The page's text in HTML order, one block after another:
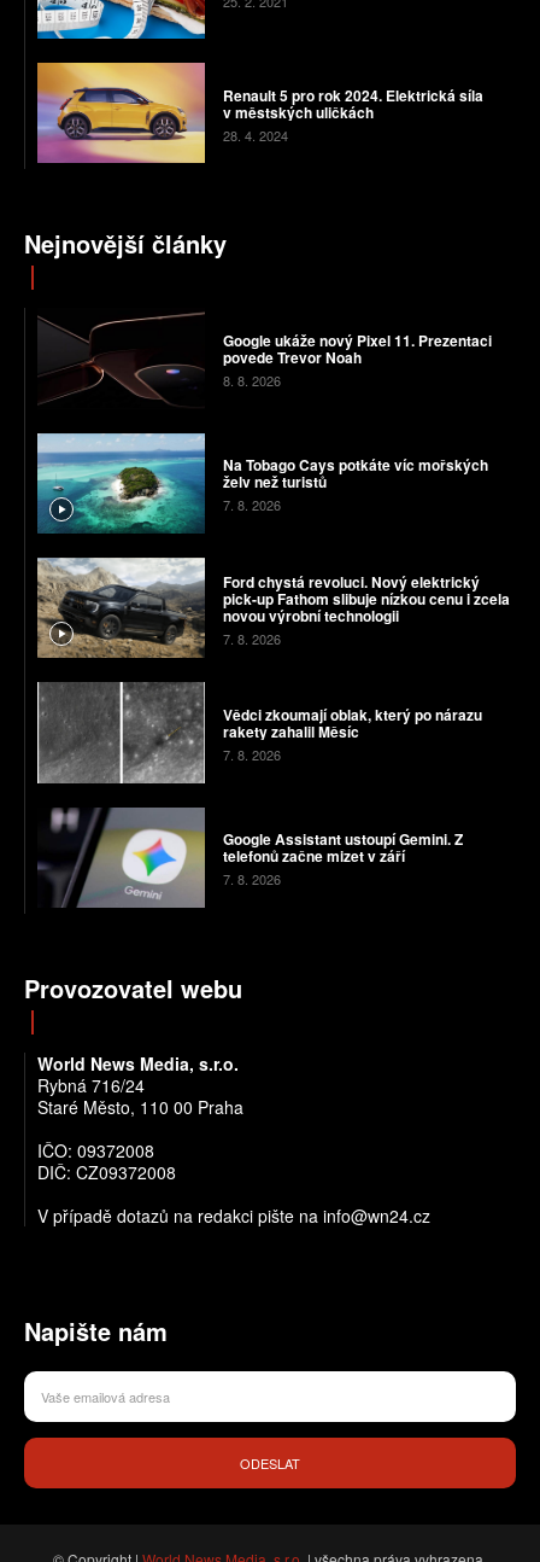
Renault 5 pro rok 2024. Elektrická síla
v městských uličkách
28. 4. 2024
Nejnovější články
Google ukáže nový Pixel 11. Prezentaci
povede Trevor Noah
8. 8. 2026
Na Tobago Cays potkáte víc mořských
želv než turistů
7. 8. 2026
Ford chystá revoluci. Nový elektrický
pick-up Fathom slibuje nízkou cenu i zcela
novou výrobní technologii
7. 8. 2026
Vědci zkoumají oblak, který po nárazu
rakety zahalil Měsíc
7. 8. 2026
Google Assistant ustoupí Gemini. Z
telefonů začne mizet v září
7. 8. 2026
Provozovatel webu
World News Media, s.r.o.
Rybná 716/24
Staré Město, 110 00 Praha
IČO: 09372008
DIČ: CZ09372008
V případě dotazů na redakci pište na info@wn24.cz
Napište nám
ODESLAT